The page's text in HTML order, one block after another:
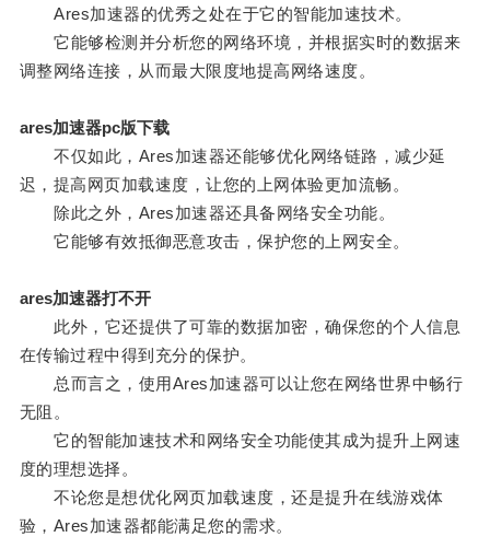
Ares加速器的优秀之处在于它的智能加速技术。
它能够检测并分析您的网络环境，并根据实时的数据来
调整网络连接，从而最大限度地提高网络速度。
ares加速器pc版下载
不仅如此，Ares加速器还能够优化网络链路，减少延
迟，提高网页加载速度，让您的上网体验更加流畅。
除此之外，Ares加速器还具备网络安全功能。
它能够有效抵御恶意攻击，保护您的上网安全。
ares加速器打不开
此外，它还提供了可靠的数据加密，确保您的个人信息
在传输过程中得到充分的保护。
总而言之，使用Ares加速器可以让您在网络世界中畅行
无阻。
它的智能加速技术和网络安全功能使其成为提升上网速
度的理想选择。
不论您是想优化网页加载速度，还是提升在线游戏体
验，Ares加速器都能满足您的需求。